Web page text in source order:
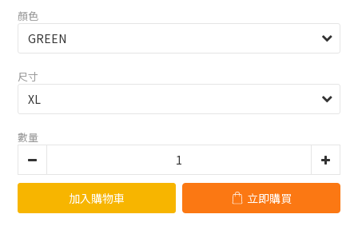
顏色
尺寸
數量
加入購物車 立即購買